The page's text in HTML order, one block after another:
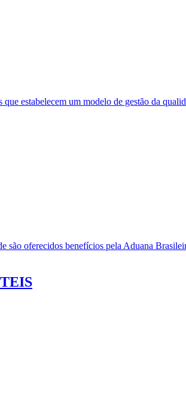
estabelecem um modelo de gestão da
são oferecidos benefícios pela Aduana